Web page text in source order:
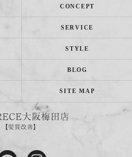
CONCEPT
SERVICE
STYLE
BLOG
SITE MAP